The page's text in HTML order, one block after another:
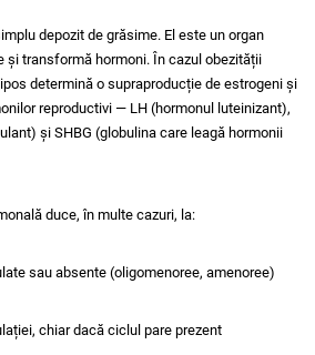
depozit de grăsime. El este un organ
și transformă hormoni. În cazul obezității
determină o supraproducție de estrogeni și
reproductivi — LH (hormonul luteinizant),
și SHBG (globulina care leagă hormonii
duce, în multe cazuri, la:
sau absente (oligomenoree, amenoree)
chiar dacă ciclul pare prezent